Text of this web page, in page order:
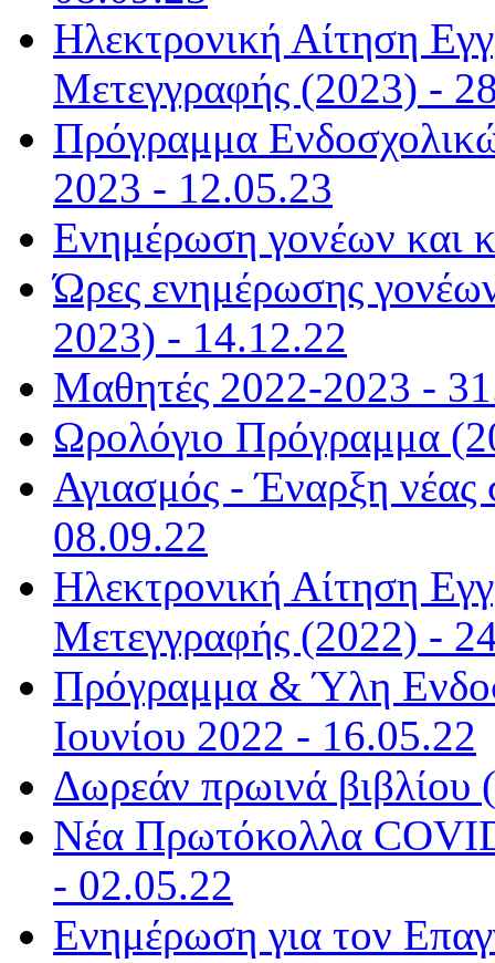
Ηλεκτρονική Αίτηση
Μετεγγραφής (2023) -
Πρόγραμμα
2023 - 12.05.23
Ενημέρωση γονέων και
Ώρες ενημέρωσης
2023) - 14.12.22
Μαθητές 2022-2023 -
Ωρολόγιο Πρόγραμμα
Αγιασμός - Έναρξη νέας
08.09.22
Ηλεκτρονική Αίτηση
Μετεγγραφής (2022) -
Πρόγραμμα & Ύλη
Ιουνίου 2022 - 16.05.22
Δωρεάν πρωινά
Νέα Πρωτόκολλα
- 02.05.22
Ενημέρωση για τον